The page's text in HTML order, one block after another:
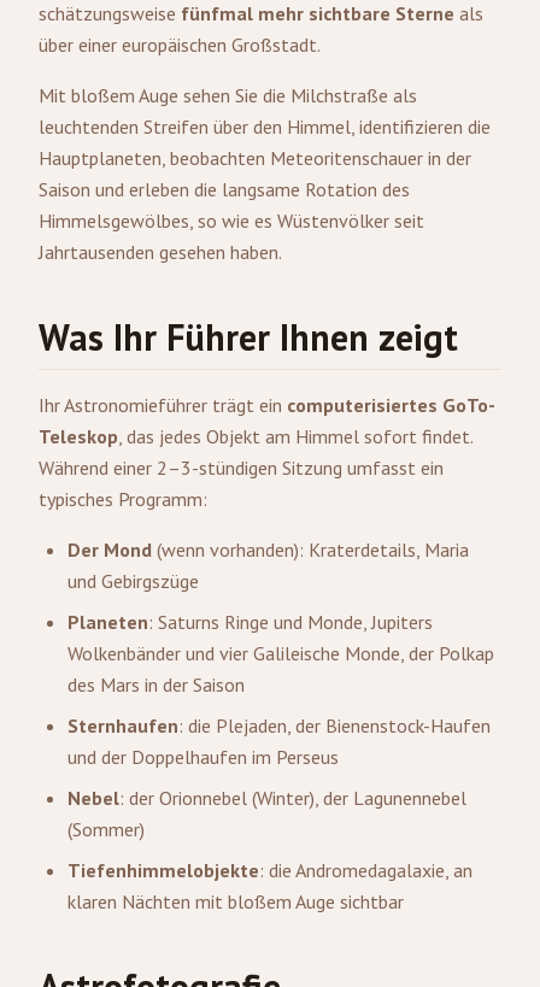
schätzungsweise fünfmal mehr sichtbare Sterne als
über einer europäischen Großstadt.
Mit bloßem Auge sehen Sie die Milchstraße als
leuchtenden Streifen über den Himmel, identifizieren die
Hauptplaneten, beobachten Meteoritenschauer in der
Saison und erleben die langsame Rotation des
Himmelsgewölbes, so wie es Wüstenvölker seit
Jahrtausenden gesehen haben.
Was Ihr Führer Ihnen zeigt
Ihr Astronomieführer trägt ein computerisiertes GoTo-
Teleskop, das jedes Objekt am Himmel sofort findet.
Während einer 2–3-stündigen Sitzung umfasst ein
typisches Programm:
Der Mond (wenn vorhanden): Kraterdetails, Maria
und Gebirgszüge
Planeten: Saturns Ringe und Monde, Jupiters
Wolkenbänder und vier Galileische Monde, der Polkap
des Mars in der Saison
Sternhaufen: die Plejaden, der Bienenstock-Haufen
und der Doppelhaufen im Perseus
Nebel: der Orionnebel (Winter), der Lagunennebel
(Sommer)
Tiefenhimmelobjekte: die Andromedagalaxie, an
klaren Nächten mit bloßem Auge sichtbar